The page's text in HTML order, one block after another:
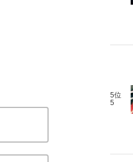
5位
5